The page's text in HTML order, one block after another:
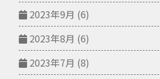
2023年9月 (6)
2023年8月 (6)
2023年7月 (8)